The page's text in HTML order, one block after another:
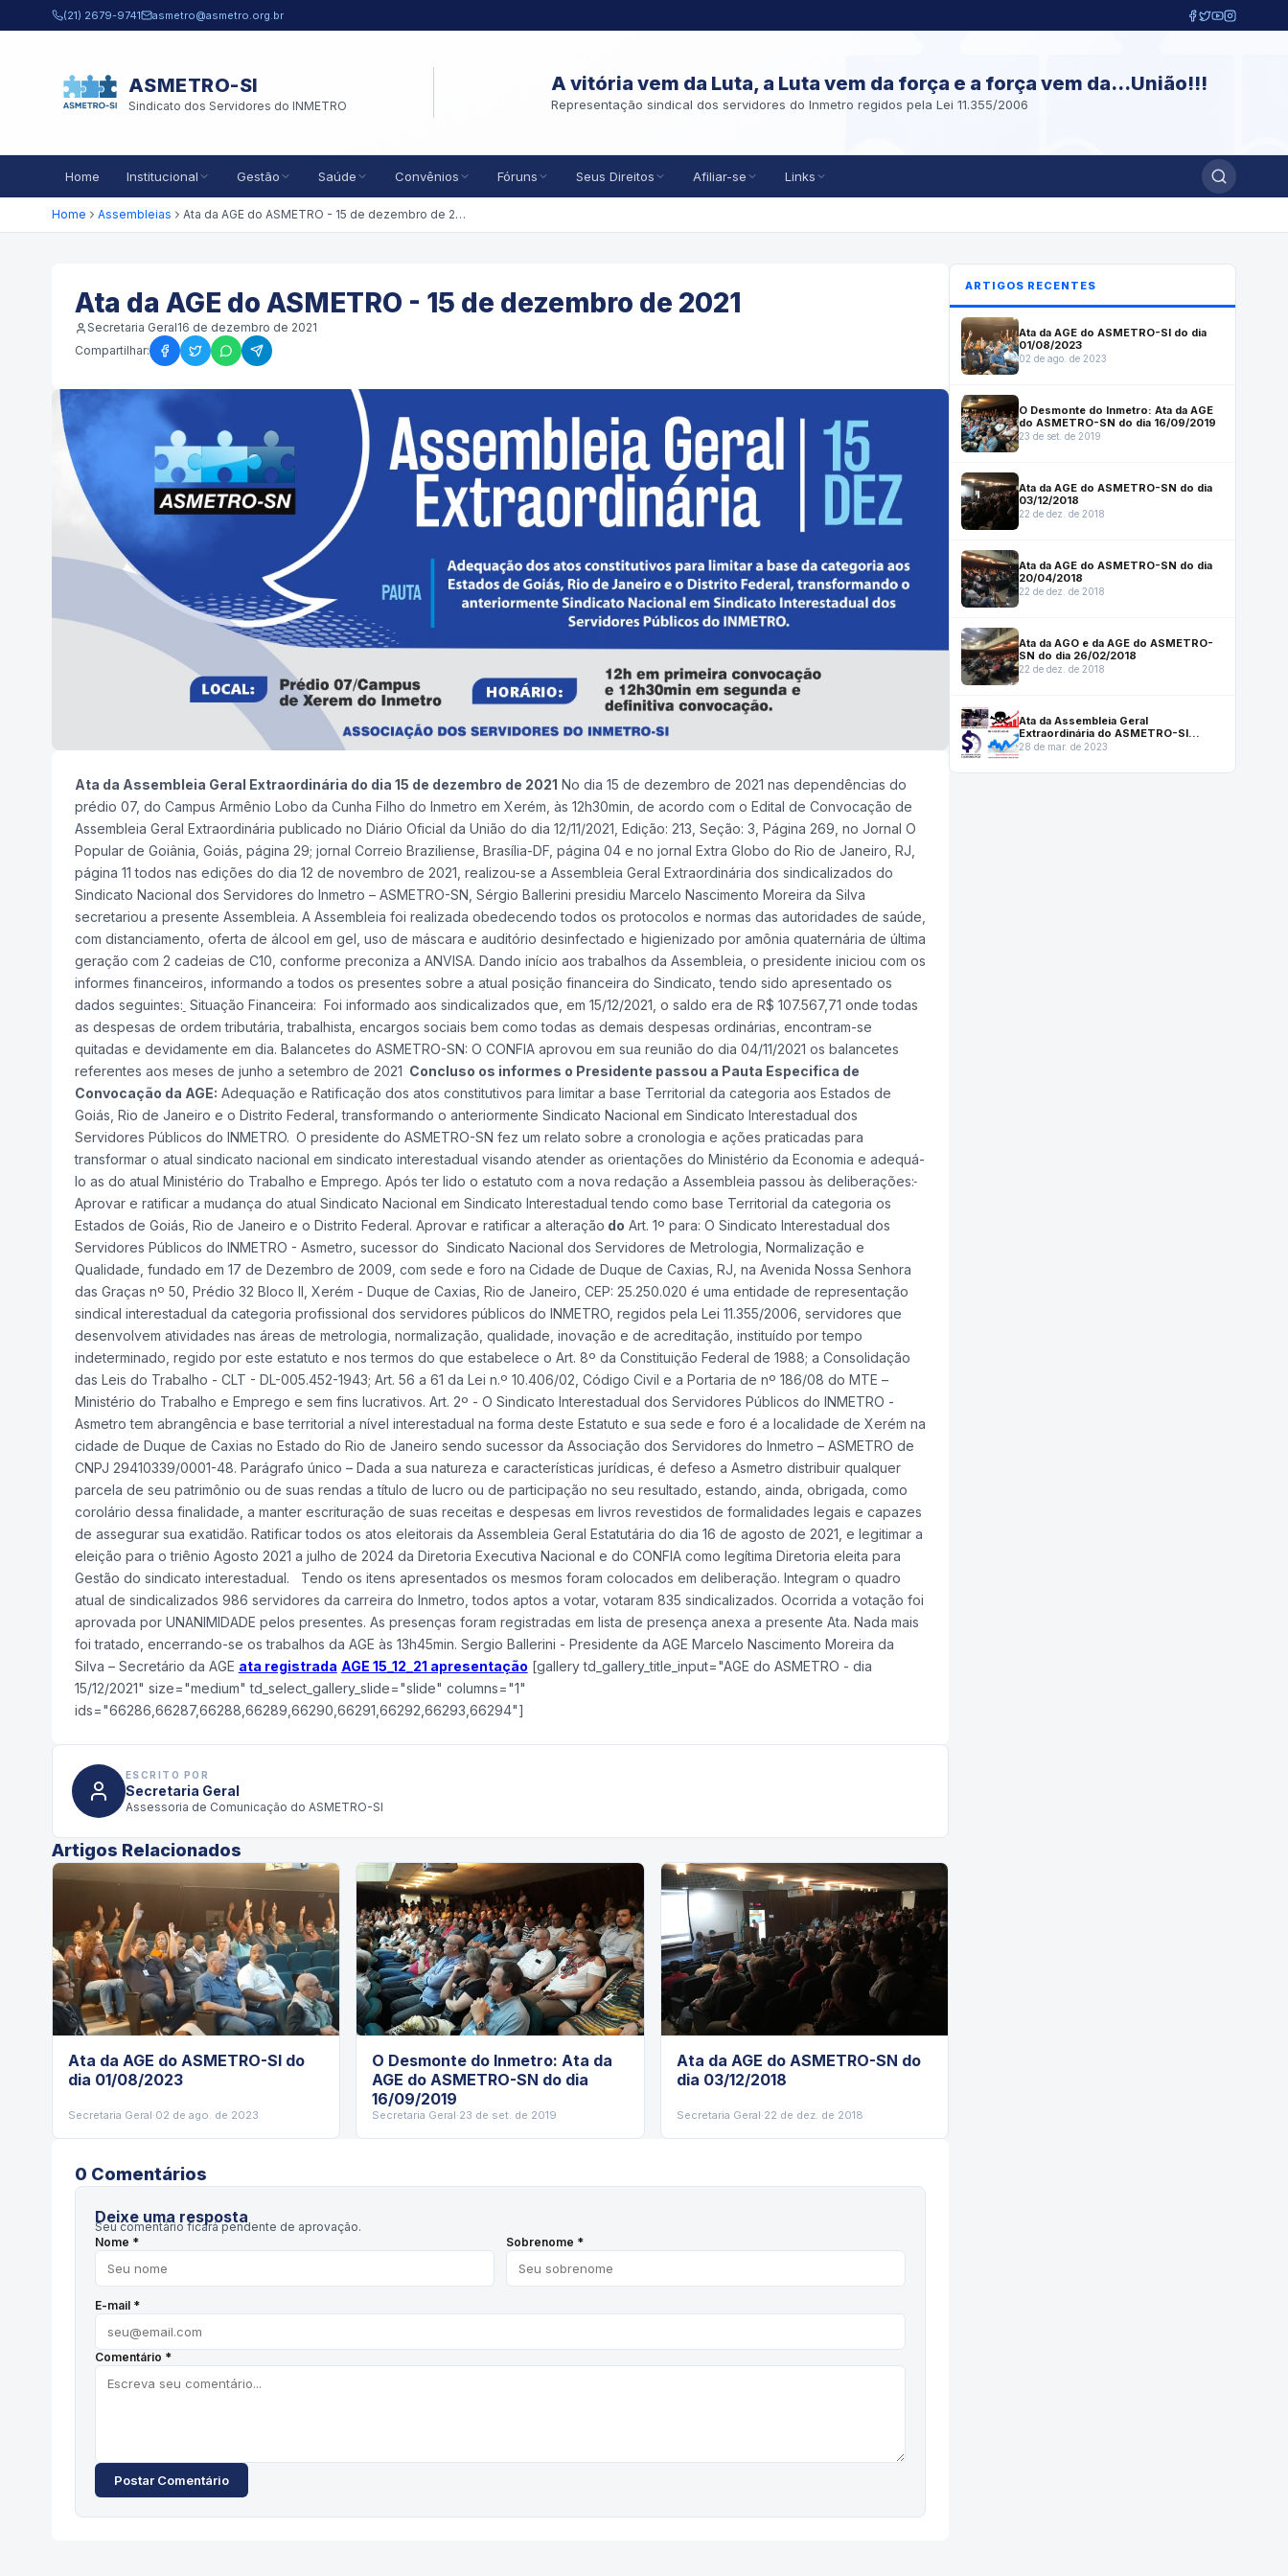
Pular para o conteúdo principal
(21) 2679-9741 asmetro@asmetro.org.br
ASMETRO-SI
Sindicato dos Servidores do INMETRO
A vitória vem da Luta, a Luta vem da força e a força vem da...União!!!
Representação sindical dos servidores do Inmetro regidos pela Lei 11.355/2006
Home Institucional Gestão Saúde Convênios Fóruns Seus Direitos Afiliar-se Links
Home Assembleias Ata da AGE do ASMETRO - 15 de dezembro de 2021
Ata da AGE do ASMETRO - 15 de dezembro de 2021
Secretaria Geral16 de dezembro de 2021
Compartilhar:
Ata da Assembleia Geral Extraordinária do dia 15 de dezembro de 2021 No dia 15 de dezembro de 2021 nas dependências do
prédio 07, do Campus Armênio Lobo da Cunha Filho do Inmetro em Xerém, às 12h30min, de acordo com o Edital de Convocação de
Assembleia Geral Extraordinária publicado no Diário Oficial da União do dia 12/11/2021, Edição: 213, Seção: 3, Página 269, no Jornal O
Popular de Goiânia, Goiás, página 29; jornal Correio Braziliense, Brasília-DF, página 04 e no jornal Extra Globo do Rio de Janeiro, RJ,
página 11 todos nas edições do dia 12 de novembro de 2021, realizou-se a Assembleia Geral Extraordinária dos sindicalizados do
Sindicato Nacional dos Servidores do Inmetro – ASMETRO-SN, Sérgio Ballerini presidiu Marcelo Nascimento Moreira da Silva
secretariou a presente Assembleia. A Assembleia foi realizada obedecendo todos os protocolos e normas das autoridades de saúde,
com distanciamento, oferta de álcool em gel, uso de máscara e auditório desinfectado e higienizado por amônia quaternária de última
geração com 2 cadeias de C10, conforme preconiza a ANVISA. Dando início aos trabalhos da Assembleia, o presidente iniciou com os
informes financeiros, informando a todos os presentes sobre a atual posição financeira do Sindicato, tendo sido apresentado os
dados seguintes: Situação Financeira: Foi informado aos sindicalizados que, em 15/12/2021, o saldo era de R$ 107.567,71 onde todas
as despesas de ordem tributária, trabalhista, encargos sociais bem como todas as demais despesas ordinárias, encontram-se
quitadas e devidamente em dia. Balancetes do ASMETRO-SN: O CONFIA aprovou em sua reunião do dia 04/11/2021 os balancetes
referentes aos meses de junho a setembro de 2021 Concluso os informes o Presidente passou a Pauta Especifica de
Convocação da AGE: Adequação e Ratificação dos atos constitutivos para limitar a base Territorial da categoria aos Estados de
Goiás, Rio de Janeiro e o Distrito Federal, transformando o anteriormente Sindicato Nacional em Sindicato Interestadual dos
Servidores Públicos do INMETRO. O presidente do ASMETRO-SN fez um relato sobre a cronologia e ações praticadas para
transformar o atual sindicato nacional em sindicato interestadual visando atender as orientações do Ministério da Economia e adequá-
lo as do atual Ministério do Trabalho e Emprego. Após ter lido o estatuto com a nova redação a Assembleia passou às deliberações:
Aprovar e ratificar a mudança do atual Sindicato Nacional em Sindicato Interestadual tendo como base Territorial da categoria os
Estados de Goiás, Rio de Janeiro e o Distrito Federal. Aprovar e ratificar a alteração do Art. 1º para: O Sindicato Interestadual dos
Servidores Públicos do INMETRO - Asmetro, sucessor do Sindicato Nacional dos Servidores de Metrologia, Normalização e
Qualidade, fundado em 17 de Dezembro de 2009, com sede e foro na Cidade de Duque de Caxias, RJ, na Avenida Nossa Senhora
das Graças nº 50, Prédio 32 Bloco II, Xerém - Duque de Caxias, Rio de Janeiro, CEP: 25.250.020 é uma entidade de representação
sindical interestadual da categoria profissional dos servidores públicos do INMETRO, regidos pela Lei 11.355/2006, servidores que
desenvolvem atividades nas áreas de metrologia, normalização, qualidade, inovação e de acreditação, instituído por tempo
indeterminado, regido por este estatuto e nos termos do que estabelece o Art. 8º da Constituição Federal de 1988; a Consolidação
das Leis do Trabalho - CLT - DL-005.452-1943; Art. 56 a 61 da Lei n.º 10.406/02, Código Civil e a Portaria de nº 186/08 do MTE –
Ministério do Trabalho e Emprego e sem fins lucrativos. Art. 2º - O Sindicato Interestadual dos Servidores Públicos do INMETRO -
Asmetro tem abrangência e base territorial a nível interestadual na forma deste Estatuto e sua sede e foro é a localidade de Xerém na
cidade de Duque de Caxias no Estado do Rio de Janeiro sendo sucessor da Associação dos Servidores do Inmetro – ASMETRO de
CNPJ 29410339/0001-48. Parágrafo único – Dada a sua natureza e características jurídicas, é defeso a Asmetro distribuir qualquer
parcela de seu patrimônio ou de suas rendas a título de lucro ou de participação no seu resultado, estando, ainda, obrigada, como
corolário dessa finalidade, a manter escrituração de suas receitas e despesas em livros revestidos de formalidades legais e capazes
de assegurar sua exatidão. Ratificar todos os atos eleitorais da Assembleia Geral Estatutária do dia 16 de agosto de 2021, e legitimar a
eleição para o triênio Agosto 2021 a julho de 2024 da Diretoria Executiva Nacional e do CONFIA como legítima Diretoria eleita para
Gestão do sindicato interestadual. Tendo os itens apresentados os mesmos foram colocados em deliberação. Integram o quadro
atual de sindicalizados 986 servidores da carreira do Inmetro, todos aptos a votar, votaram 835 sindicalizados. Ocorrida a votação foi
aprovada por UNANIMIDADE pelos presentes. As presenças foram registradas em lista de presença anexa a presente Ata. Nada mais
foi tratado, encerrando-se os trabalhos da AGE às 13h45min. Sergio Ballerini - Presidente da AGE Marcelo Nascimento Moreira da
Silva – Secretário da AGE ata registrada AGE 15_12_21 apresentação [gallery td_gallery_title_input="AGE do ASMETRO - dia
15/12/2021" size="medium" td_select_gallery_slide="slide" columns="1"
ids="66286,66287,66288,66289,66290,66291,66292,66293,66294"]
ESCRITO POR
Secretaria Geral
Assessoria de Comunicação do ASMETRO-SI
Artigos Relacionados
Ata da AGE do ASMETRO-SI do
dia 01/08/2023
Secretaria Geral·02 de ago. de 2023
O Desmonte do Inmetro: Ata da
AGE do ASMETRO-SN do dia
16/09/2019
Secretaria Geral·23 de set. de 2019
Ata da AGE do ASMETRO-SN do
dia 03/12/2018
Secretaria Geral·22 de dez. de 2018
0 Comentários
Deixe uma resposta
Seu comentário ficará pendente de aprovação.
Nome *
Sobrenome *
E-mail *
Comentário *
Postar Comentário
ARTIGOS RECENTES
Ata da AGE do ASMETRO-SI do dia
01/08/2023
02 de ago. de 2023
O Desmonte do Inmetro: Ata da AGE
do ASMETRO-SN do dia 16/09/2019
23 de set. de 2019
Ata da AGE do ASMETRO-SN do dia
03/12/2018
22 de dez. de 2018
Ata da AGE do ASMETRO-SN do dia
20/04/2018
22 de dez. de 2018
Ata da AGO e da AGE do ASMETRO-
SN do dia 26/02/2018
22 de dez. de 2018
Ata da Assembleia Geral
Extraordinária do ASMETRO-SI
27/03/23
28 de mar. de 2023